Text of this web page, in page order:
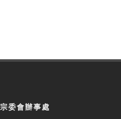
宗委會辦事處